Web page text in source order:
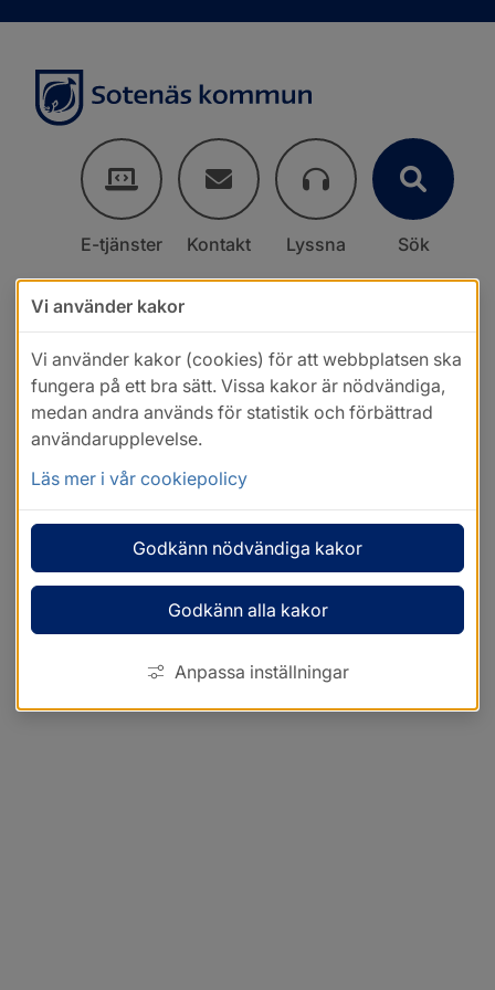
E-tjänster Kontakt Lyssna Sök
Vi använder kakor
Vi använder kakor (cookies) för att webbplatsen ska
fungera på ett bra sätt. Vissa kakor är nödvändiga,
medan andra används för statistik och förbättrad
användarupplevelse.
Läs mer i vår cookiepolicy
Godkänn nödvändiga kakor
Godkänn alla kakor
Anpassa inställningar